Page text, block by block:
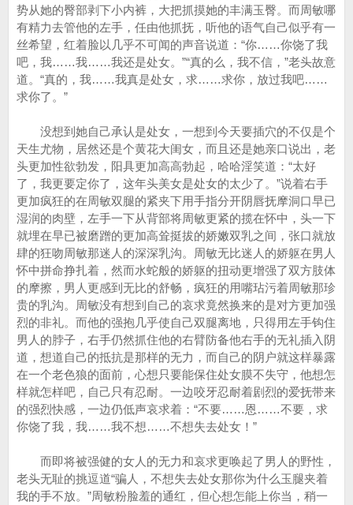
势从她的臀部剥下小内裤，大把抓摸她的丰满玉臀。而周敏哪
有精力去管他的左手，任由他抓抚，听他的语气自己似乎有一
丝希望，红着脸以几乎不可闻的声音说道：“你……你饶了我
吧，我……我……我还是处女。”“真的么，我不信，”老头故意
道。“真的，我……我真是处女，求……求你，放过我吧……
求你了。”
没想到她自己承认是处女，一想到今天要插穴的不仅是个
天生尤物，居然还是个黄花大闺女，而且还是她亲口说出，老
头更加性欲勃发，阳具更加高高勃起，哈哈淫笑道：“太好
了，我更要定你了，这年头美女是处女的太少了。”说着右手
更加疯狂的在周敏双腿的紧夹下用手指分开阴唇抚摩洞口早已
湿润的肉壁，左手一下从背部将周敏更紧的揽在怀中，头一下
就埋在早已被磨蹭的更加高耸挺拔的娇嫩双乳之间，张口就放
肆的狂吻周敏那迷人的深深乳沟。周敏无比迷人的娇躯在男人
怀中拼命挣扎着，然而水蛇般的娇躯的扭动更增强了双方肢体
的摩擦，男人更感到无比的舒畅，疯狂的用嘴玷污着周敏那珍
贵的乳沟。周敏没有想到自己的哀求竟然换来的是对方更加强
烈的非礼。而他的强抱几乎使自己双腿离地，只得用左手钩住
男人的脖子，右手仍然抓住他的右臂防备他右手的无礼插入阴
道，想道自己的抵抗是那样的无力，而自己的阴户就这样暴露
在一个老色狼的面前，心想只要能保住处女膜不失守，他想怎
样就怎样吧，自己只有忍耐。一边咬牙忍耐着剧烈的爱抚带来
的强烈快感，一边仍低声哀求着：“不要……恩……不要，求
你饶了我，我……我不想……不想失去处女！”
而即将被强健的女人的无力和哀求更唤起了男人的野性，
老头无耻的挑逗道“骗人，不想失去处女那你为什么玉腿夹着
我的手不放。”周敏粉脸羞的通红，但心想怎能上你当，稍一